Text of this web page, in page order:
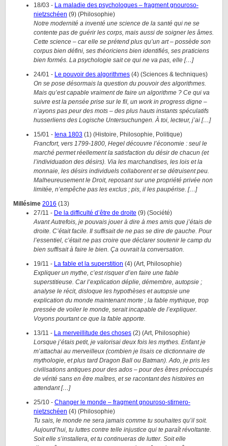
18/03 - La maladie des psychologues – fragment gnouroso-
nietzschéen (9) (Philosophie)
Notre modernité a inventé une science de la santé qui ne se
contente pas de guérir les corps, mais aussi de soigner les âmes.
Cette science – car elle se prétend plus qu’un art – possède son
corpus bien défini, ses théoriciens bien identifiés, ses praticiens
bien formés. La psychologie sait ce qui ne va pas, elle […]
24/01 - Le pouvoir des algorithmes (4) (Sciences & techniques)
On se pose désormais la question du pouvoir des algorithmes.
Mais qu’est capable vraiment de faire un algorithme ? Ce qui va
suivre est la pensée prise sur le fil, un work in progress digne –
n’ayons pas peur des mots – des plus hauts instants spéculatifs
husserliens des Logische Untersuchungen. À toi, lecteur, j’ai […]
15/01 - Iena 1803 (1) (Histoire, Philosophie, Politique)
Francfort, vers 1799-1800, Hegel découvre l’économie : seul le
marché permet réellement la satisfaction du désir de chacun (et
l’individuation des désirs). Via les marchandises, les lois et la
monnaie, les désirs individuels collaborent et se détruisent peu.
Malheureusement le Droit, reposant sur une propriété privée non
limitée, n’empêche pas les exclus ; pis, il les paupérise. […]
Millésime 2016 (13)
27/11 - De la difficulté d’être de droite (9) (Société)
Avant Autrefois, je pouvais jouer à dire à mes amis que j’étais de
droite. C’était facile. Il suffisait de ne pas se dire de gauche. Pour
l’essentiel, c’était ne pas croire que déclarer soutenir le camp du
bien suffisait à faire le bien. Ça ouvrait la conversation.
19/11 - La fable et la superstition (4) (Art, Philosophie)
Expliquer un mythe, c’est risquer d’en faire une fable
superstitieuse. Car l’explication déplie, démembre, autopsie ;
analyse le récit, disloque les hypothèses et autopsie une
explication du monde maintenant morte ; la fable mythique, trop
pressée de voiler le monde, serait incapable de l’expliquer.
Voyons pourtant ce que la fable apporte.
13/11 - La merveillitude des choses (2) (Art, Philosophie)
Lorsque j’étais petit, je valorisai deux fois les mythes. Enfant je
m’attachai au merveilleux (combien je lisais ce dictionnaire de
mythologie, et plus tard Dragon Ball ou Batman). Ado, je pris les
civilisations antiques pour des ados – pour des êtres préoccupés
de vérité sans en être maîtres, et se racontant des histoires en
attendant […]
25/10 - Changer le monde – fragment gnouroso-stirnero-
nietzschéen (4) (Philosophie)
Tu sais, le monde ne sera jamais comme tu souhaites qu’il soit.
Aujourd’hui, tu luttes contre telle injustice qui te paraît révoltante.
Soit elle s’installera, et tu continueras de lutter. Soit elle